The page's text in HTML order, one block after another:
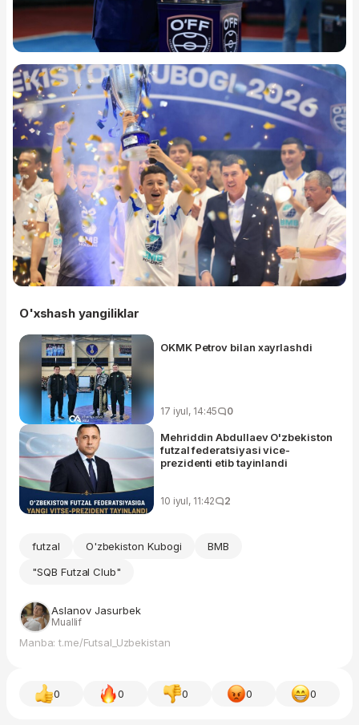
O'xshash yangiliklar
OKMK Petrov bilan xayrlashdi
17 iyul, 14:45 0
Mehriddin Abdullaev O'zbekiston
futzal federatsiyasi vice-
prezidenti etib tayinlandi
10 iyul, 11:42 2
futzal O'zbekiston Kubogi
BMB
"SQB Futzal Club"
Aslanov Jasurbek
Muallif
Manba: t.me/Futsal_Uzbekistan
0 0 0 0 0